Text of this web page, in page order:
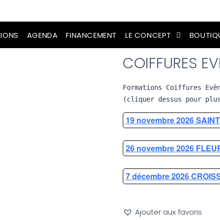
AGENDA FINANCEMENT LE CONCEPT
COIFFURES
Formations Coiffures
(cliquer dessus pour
19 novembre 2026
26 novembre 2026
7 décembre 2026
Ajouter aux favoris